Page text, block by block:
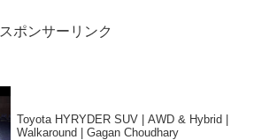
スポンサーリンク
Toyota HYRYDER SUV | AWD & Hybrid |
Walkaround | Gagan Choudhary